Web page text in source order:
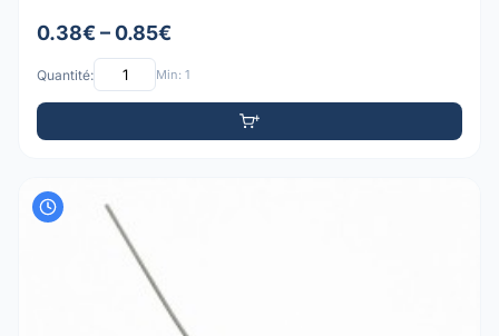
0.38€ – 0.85€
Quantité: Min: 1